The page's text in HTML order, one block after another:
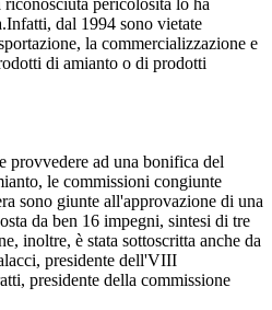
dal 1994 sono vietate
la commercializzazione e
di amianto o di prodotti
provvedere ad una bonifica del
le commissioni congiunte
sono giunte all'approvazione di una
da ben 16 impegni, sintesi di tre
inoltre, è stata sottoscritta anche da
presidente dell'VIII
presidente della commissione